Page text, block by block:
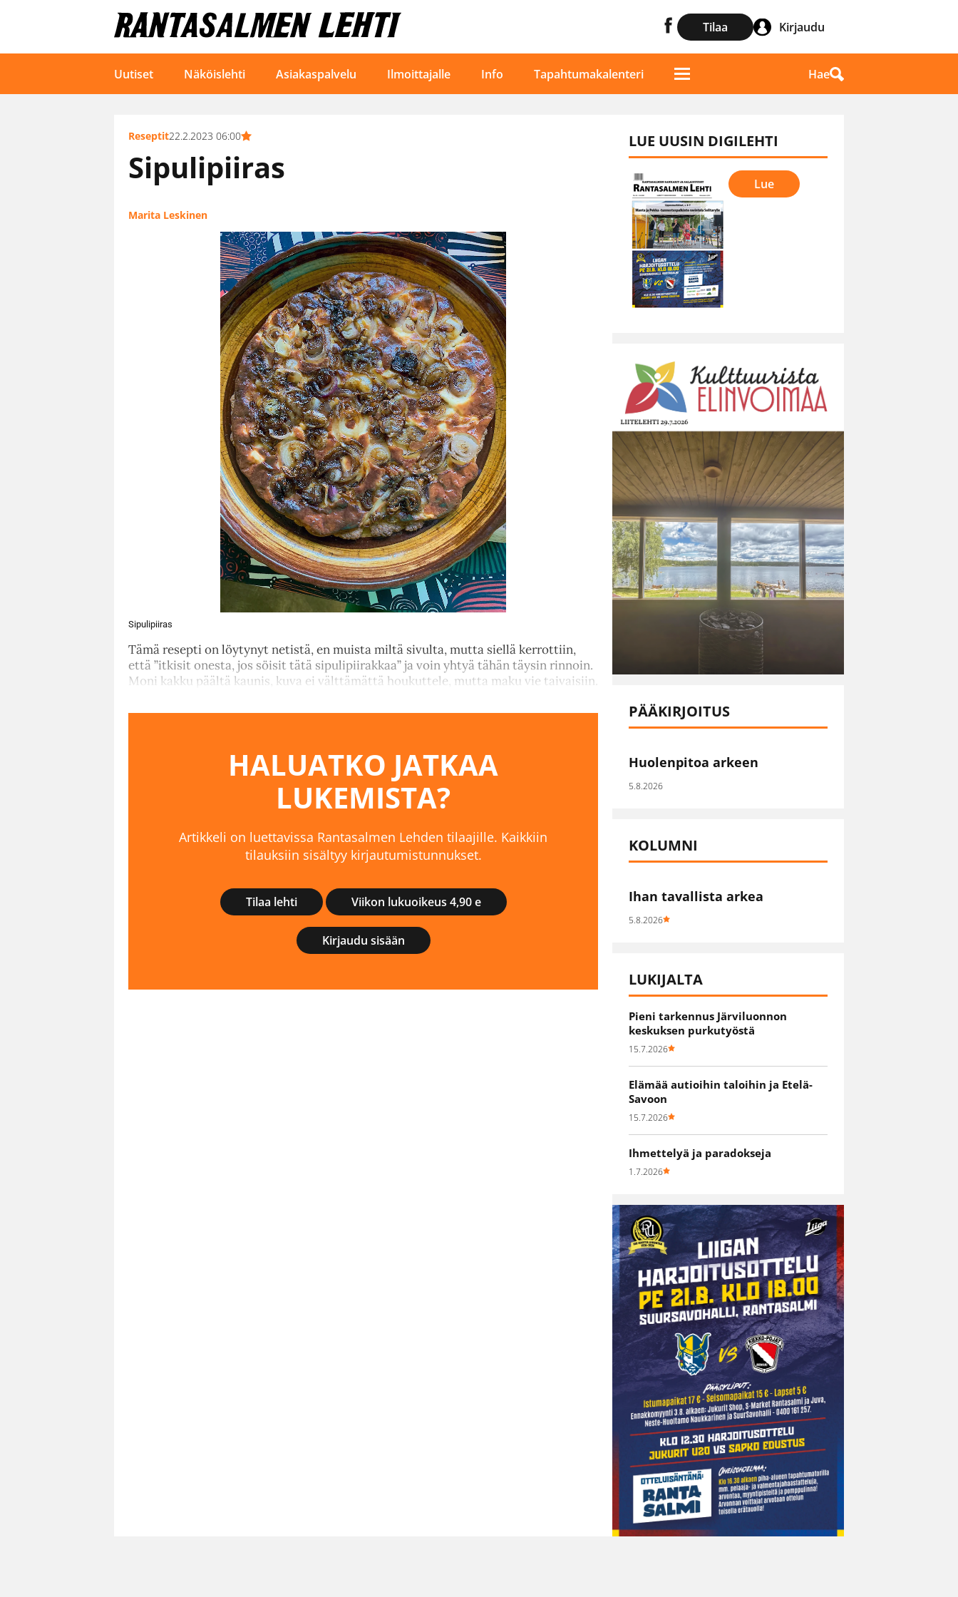
Tilaa Kirjaudu
Uutiset Näköislehti Asiakaspalvelu Ilmoittajalle Info Tapahtumakalenteri Hae
Reseptit22.2.2023 06:00
Sipulipiiras
Marita Leskinen
Sipulipiiras
Tämä resepti on löytynyt netistä, en muista miltä sivulta, mutta siellä kerrottiin,
että ”itkisit onesta, jos söisit tätä sipulipiirakkaa” ja voin yhtyä tähän täysin rinnoin.
Moni kakku päältä kaunis, kuva ei välttämättä houkuttele, mutta maku vie taivaisiin.
HALUATKO JATKAA
LUKEMISTA?
Artikkeli on luettavissa Rantasalmen Lehden tilaajille. Kaikkiin
tilauksiin sisältyy kirjautumistunnukset.
Tilaa lehti Viikon lukuoikeus 4,90 e
Kirjaudu sisään
LUE UUSIN DIGILEHTI
Lue
PÄÄKIRJOITUS
Huolenpitoa arkeen
5.8.2026
KOLUMNI
Ihan tavallista arkea
5.8.2026
LUKIJALTA
Pieni tarkennus Järviluonnon
keskuksen purkutyöstä
15.7.2026
Elämää autioihin taloihin ja Etelä-
Savoon
15.7.2026
Ihmettelyä ja paradokseja
1.7.2026